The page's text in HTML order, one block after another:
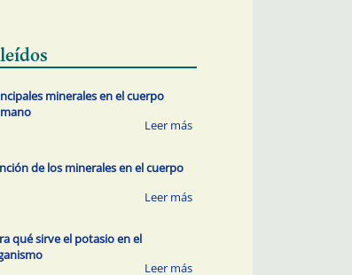
minerales en el cuerpo
de los minerales en el cuerpo
qué sirve el potasio en el